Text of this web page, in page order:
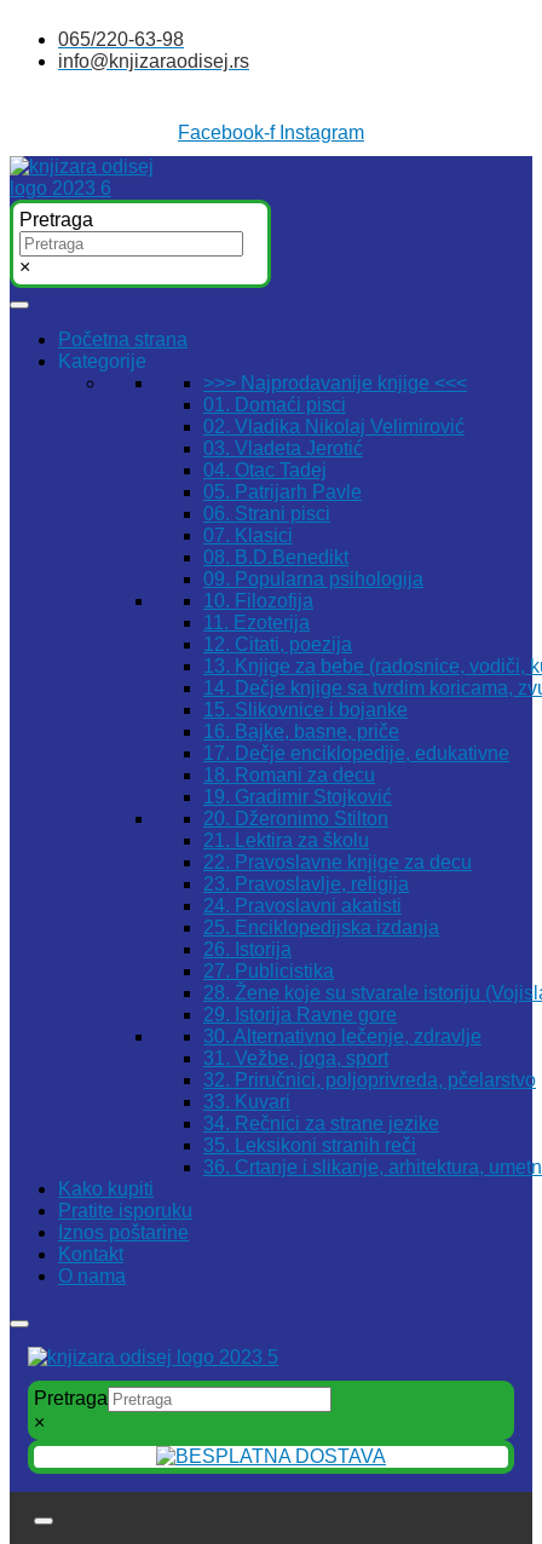
sadržaj
065/220-63-98
info@knjizaraodisej.rs
Facebook-f Instagram
Pretraga
×
Početna strana
Kategorije
>>> Najprodavanije knjige <<<
01. Domaći pisci
02. Vladika Nikolaj Velimirović
03. Vladeta Jerotić
04. Otac Tadej
05. Patrijarh Pavle
06. Strani pisci
07. Klasici
08. B.D.Benedikt
09. Popularna psihologija
10. Filozofija
11. Ezoterija
12. Citati, poezija
13. Knjige za bebe (radosnice, vodiči,
14. Dečje knjige sa tvrdim koricama,
15. Slikovnice i bojanke
16. Bajke, basne, priče
17. Dečje enciklopedije, edukativne
18. Romani za decu
19. Gradimir Stojković
20. Džeronimo Stilton
21. Lektira za školu
22. Pravoslavne knjige za decu
23. Pravoslavlje, religija
24. Pravoslavni akatisti
25. Enciklopedijska izdanja
26. Istorija
27. Publicistika
28. Žene koje su stvarale istoriju
29. Istorija Ravne gore
30. Alternativno lečenje, zdravlje
31. Vežbe, joga, sport
32. Priručnici, poljoprivreda, pčelarstvo
33. Kuvari
34. Rečnici za strane jezike
35. Leksikoni stranih reči
36. Crtanje i slikanje, arhitektura,
Kako kupiti
Pratite isporuku
Iznos poštarine
Kontakt
O nama
Pretraga
×